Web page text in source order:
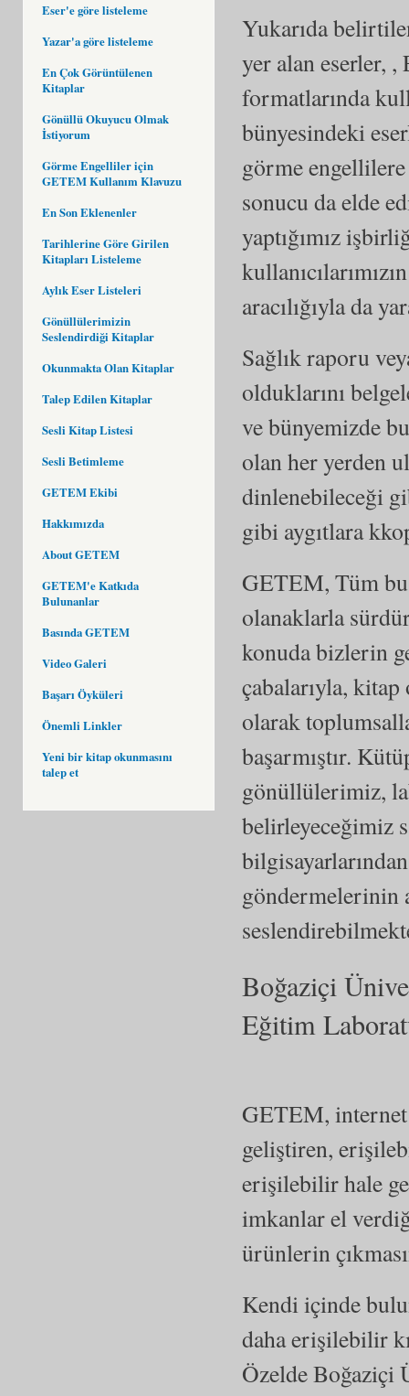
Eser'e göre listeleme
Yazar'a göre listeleme
En Çok Görüntülenen
Kitaplar
Gönüllü Okuyucu Olmak
İstiyorum
Görme Engelliler için
GETEM Kullanım Klavuzu
En Son Eklenenler
Tarihlerine Göre Girilen
Kitapları Listeleme
Aylık Eser Listeleri
Gönüllülerimizin
Seslendirdiği Kitaplar
Okunmakta Olan Kitaplar
Talep Edilen Kitaplar
Sesli Kitap Listesi
Sesli Betimleme
GETEM Ekibi
Hakkımızda
About GETEM
GETEM'e Katkıda
Bulunanlar
Basında GETEM
Video Galeri
Başarı Öyküleri
Önemli Linkler
Yeni bir kitap okunmasını
talep et
Yukarıda
yer alan eserler,
formatlarında
bünyesindeki
görme
sonucu da elde
yaptığımız
aracılığıyla da
Sağlık raporu
olduklarını
ve bünyemizde
olan her yerden
dinlenebileceği
gibi aygıtlara
GETEM, Tüm
olanaklarla
konuda bizlerin
çabalarıyla, kitap
olarak
başarmıştır.
gönüllülerimiz,
belirleyeceğimiz
göndermelerinin
Boğaziçi
Eğitim
GETEM, internet
geliştiren,
erişilebilir hale
imkanlar el
ürünlerin
Kendi içinde
daha erişilebilir
Özelde Boğaziçi